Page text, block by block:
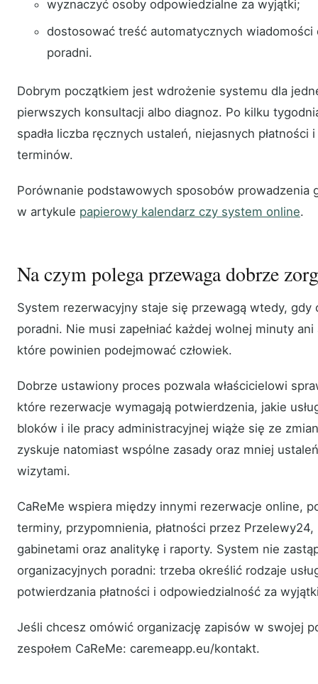
wyznaczyć osoby odpowiedzialne za wyjątki;
dostosować treść automatycznych wiadomości
poradni.
Dobrym początkiem jest wdrożenie systemu dla
pierwszych konsultacji albo diagnoz. Po kilku
spadła liczba ręcznych ustaleń, niejasnych płatności
terminów.
Porównanie podstawowych sposobów prowadzenia
w artykule papierowy kalendarz czy system online.
Na czym polega przewaga dobrze
System rezerwacyjny staje się przewagą wtedy, gdy
poradni. Nie musi zapełniać każdej wolnej minuty
które powinien podejmować człowiek.
Dobrze ustawiony proces pozwala właścicielowi
które rezerwacje wymagają potwierdzenia, jakie
bloków i ile pracy administracyjnej wiąże się ze
zyskuje natomiast wspólne zasady oraz mniej
wizytami.
CaReMe wspiera między innymi rezerwacje online,
terminy, przypomnienia, płatności przez
gabinetami oraz analitykę i raporty. System nie
organizacyjnych poradni: trzeba określić rodzaje
potwierdzania płatności i odpowiedzialność za
Jeśli chcesz omówić organizację zapisów w swojej
zespołem CaReMe: caremeapp.eu/kontakt.